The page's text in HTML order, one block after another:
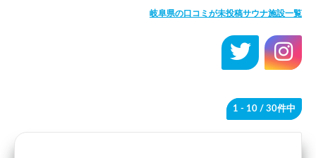
岐阜県の口コミが未投稿サウナ施設一覧
1 - 10 / 30件中